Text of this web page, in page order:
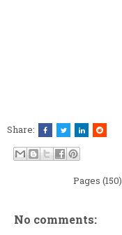
Share:
Pages (150)
No comments: